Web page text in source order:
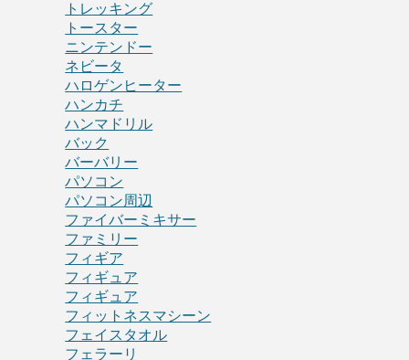
トレッキング
トースター
ニンテンドー
ネビータ
ハロゲンヒーター
ハンカチ
ハンマドリル
バック
バーバリー
パソコン
パソコン周辺
ファイバーミキサー
ファミリー
フィギア
フィギュア
フィギュア
フィットネスマシーン
フェイスタオル
フェラーリ